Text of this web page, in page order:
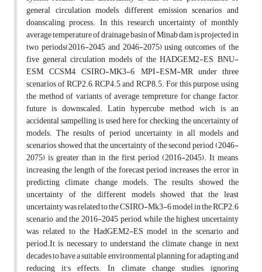
general circulation models, different emission scenarios and
doanscaling process. In this research uncertainty of monthly
average temperature of drainage basin of Minab dam is projected in
two periods(2016-2045 and 2046-2075) using outcomes of the
five general circulation models of the HADGEM2-ES, BNU-
ESM, CCSM4, CSIRO-MK3-6, MPI-ESM-MR under three
scenarios of RCP2.6, RCP4.5 and RCP8.5. For this purpose, using
the method of variants of average tempreture for change factor,
future is downscaled. Latin hypercube method wich is an
accidental sampelling is used here for checking the uncertainty of
models. The results of period uncertainty, in all models and
scenarios showed that, the uncertainty of the second period (2046-
2075) is greater than in the first period (2016-2045). It means,
increasing the length of the forecast period increases the error in
predicting climate change models. The results showed the
uncertainty of the different models showed that the least
uncertainty was related to the CSIRO-Mk3-6 model in the RCP2.6
scenario and the 2016-2045 period, while the highest uncertainty
was related to the HadGEM2-ES model in the scenario and
period.It is necessary to understand the climate change in next
decades to have a suitable environmental planning for adapting and
reducing it's effects. In climate change studies, ignoring